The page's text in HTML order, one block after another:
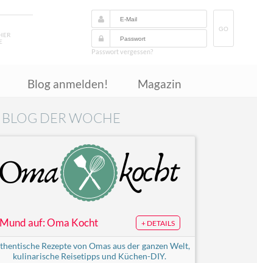
GO
Passwort vergessen?
Blog anmelden! Magazin
BLOG DER WOCHE
Mund auf: Oma Kocht + DETAILS
Rezepte von Omas aus der ganzen Welt,
kulinarische Reisetipps und Küchen-DIY.